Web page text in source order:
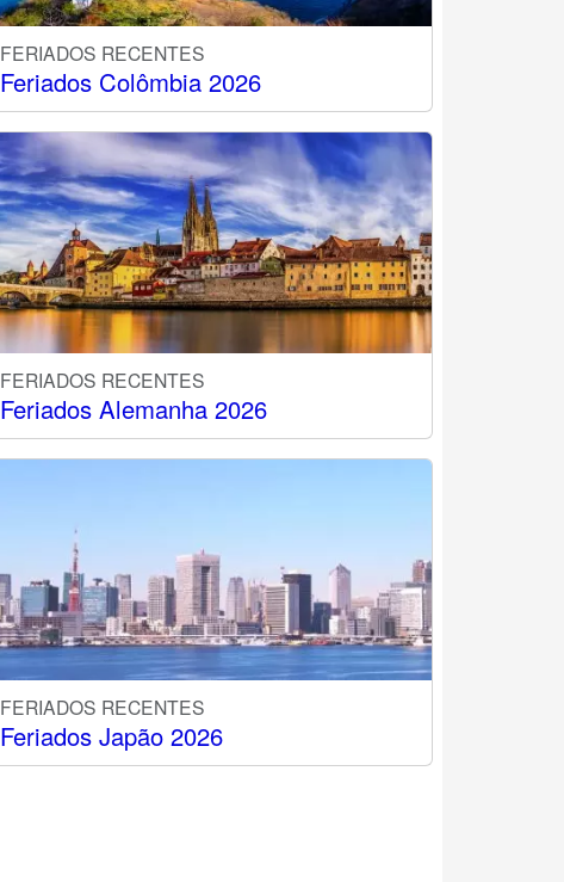
FERIADOS RECENTES
Feriados Colômbia 2026
FERIADOS RECENTES
Feriados Alemanha 2026
FERIADOS RECENTES
Feriados Japão 2026